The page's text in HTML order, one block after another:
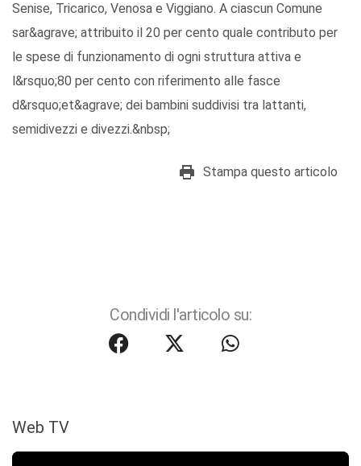
Senise, Tricarico, Venosa e Viggiano. A ciascun Comune
sar&agrave; attribuito il 20 per cento quale contributo per
le spese di funzionamento di ogni struttura attiva e
l&rsquo;80 per cento con riferimento alle fasce
d&rsquo;et&agrave; dei bambini suddivisi tra lattanti,
semidivezzi e divezzi.&nbsp;
Stampa questo articolo
Condividi l'articolo su:
Web TV